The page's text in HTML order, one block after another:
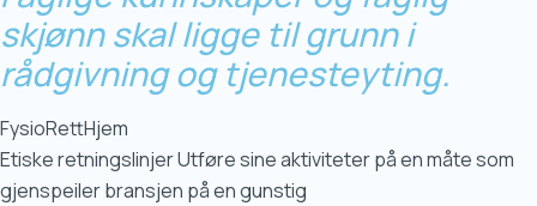
skjønn skal ligge til grunn i
rådgivning og tjenesteyting.
FysioRettHjem
Etiske retningslinjer Utføre sine aktiviteter på en måte som
gjenspeiler bransjen på en gunstig